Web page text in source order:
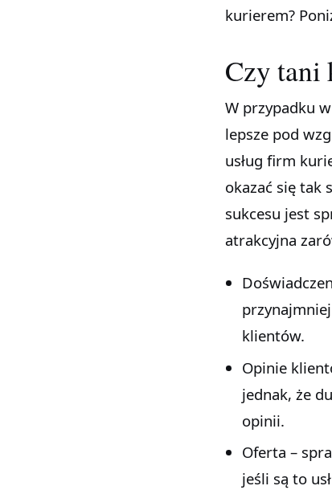
kurierem?
Czy tani
W przypadku
lepsze pod
usług firm
okazać się tak
sukcesu jest
atrakcyjna
klientów.
Opinie
jednak, że
opinii.
Oferta –
jeśli są to